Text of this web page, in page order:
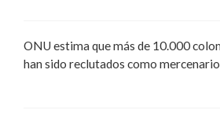
ONU estima que más de 10.000
han sido reclutados como